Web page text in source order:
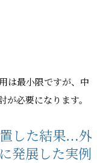
は最小限ですが、中
が必要になります。
置した結果…外
発展した実例